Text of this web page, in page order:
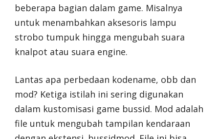
beberapa bagian dalam game. Misalnya
untuk menambahkan aksesoris lampu
strobo tumpuk hingga mengubah suara
knalpot atau suara engine.
Lantas apa perbedaan kodename, obb dan
mod? Ketiga istilah ini sering digunakan
dalam kustomisasi game bussid. Mod adalah
file untuk mengubah tampilan kendaraan